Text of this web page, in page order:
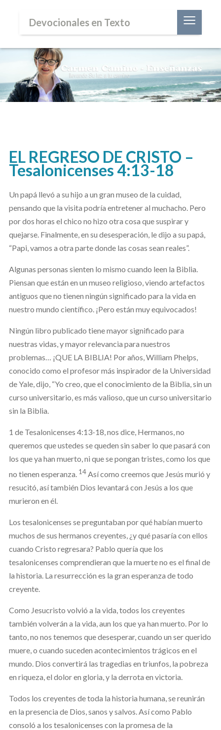
Devocionales en Texto ≡
EL REGRESO DE CRISTO –
Tesalonicenses 4:13-18
Un papá llevó a su hijo a un gran museo de la cuidad,
pensando que la visita podría entretener al muchacho. Pero
por dos horas el chico no hizo otra cosa que suspirar y
quejarse. Finalmente, en su desesperación, le dijo a su papá,
“Papi, vamos a otra parte donde las cosas sean reales”.
Algunas personas sienten lo mismo cuando leen la Biblia.
Piensan que están en un museo religioso, viendo artefactos
antiguos que no tienen ningún significado para la vida en
nuestro mundo científico. ¡Pero están muy equivocados!
Ningún libro publicado tiene mayor significado para
nuestras vidas, y mayor relevancia para nuestros
problemas… ¡QUE LA BIBLIA! Por años, William Phelps,
conocido como el profesor más inspirador de la Universidad
de Yale, dijo, “Yo creo, que el conocimiento de la Biblia, sin un
curso universitario, es más valioso, que un curso universitario
sin la Biblia.
1 de Tesalonicenses 4:13-18, nos dice, Hermanos, no
queremos que ustedes se queden sin saber lo que pasará con
los que ya han muerto, ni que se pongan tristes, como los que
no tienen esperanza. 14Así como creemos que Jesús murió y
resucitó, así también Dios levantará con Jesús a los que
murieron en él.
Los tesalonicenses se preguntaban por qué habían muerto
muchos de sus hermanos creyentes, ¿y qué pasaría con ellos
cuando Cristo regresara? Pablo quería que los
tesalonicenses comprendieran que la muerte no es el final de
la historia. La resurrección es la gran esperanza de todo
creyente.
Como Jesucristo volvió a la vida, todos los creyentes
también volverán a la vida, aun los que ya han muerto. Por lo
tanto, no nos tenemos que desesperar, cuando un ser querido
muere, o cuando suceden acontecimientos trágicos en el
mundo. Dios convertirá las tragedias en triunfos, la pobreza
en riqueza, el dolor en gloria, y la derrota en victoria.
Todos los creyentes de toda la historia humana, se reunirán
en la presencia de Dios, sanos y salvos. Así como Pablo
consoló a los tesalonicenses con la promesa de la